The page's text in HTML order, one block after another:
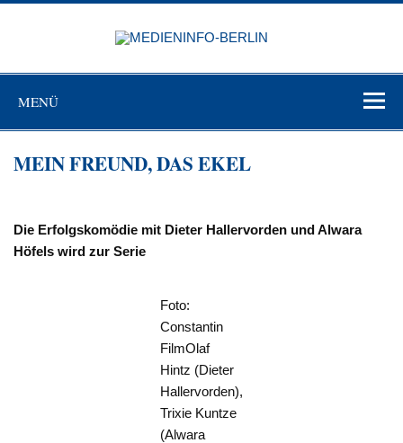
Zum
MENÜ
MEIN FREUND, DAS EKEL
Die Erfolgskomödie mit Dieter Hallervorden und Alwara
Höfels wird zur Serie
Foto:
Constantin
FilmOlaf
Hintz (Dieter
Hallervorden),
Trixie Kuntze
(Alwara